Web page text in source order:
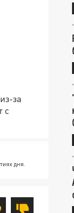
за
с
дня.